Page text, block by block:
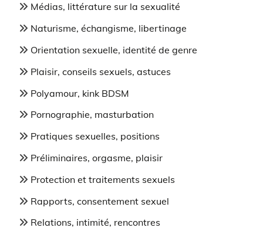
Médias, littérature sur la sexualité
Naturisme, échangisme, libertinage
Orientation sexuelle, identité de genre
Plaisir, conseils sexuels, astuces
Polyamour, kink BDSM
Pornographie, masturbation
Pratiques sexuelles, positions
Préliminaires, orgasme, plaisir
Protection et traitements sexuels
Rapports, consentement sexuel
Relations, intimité, rencontres